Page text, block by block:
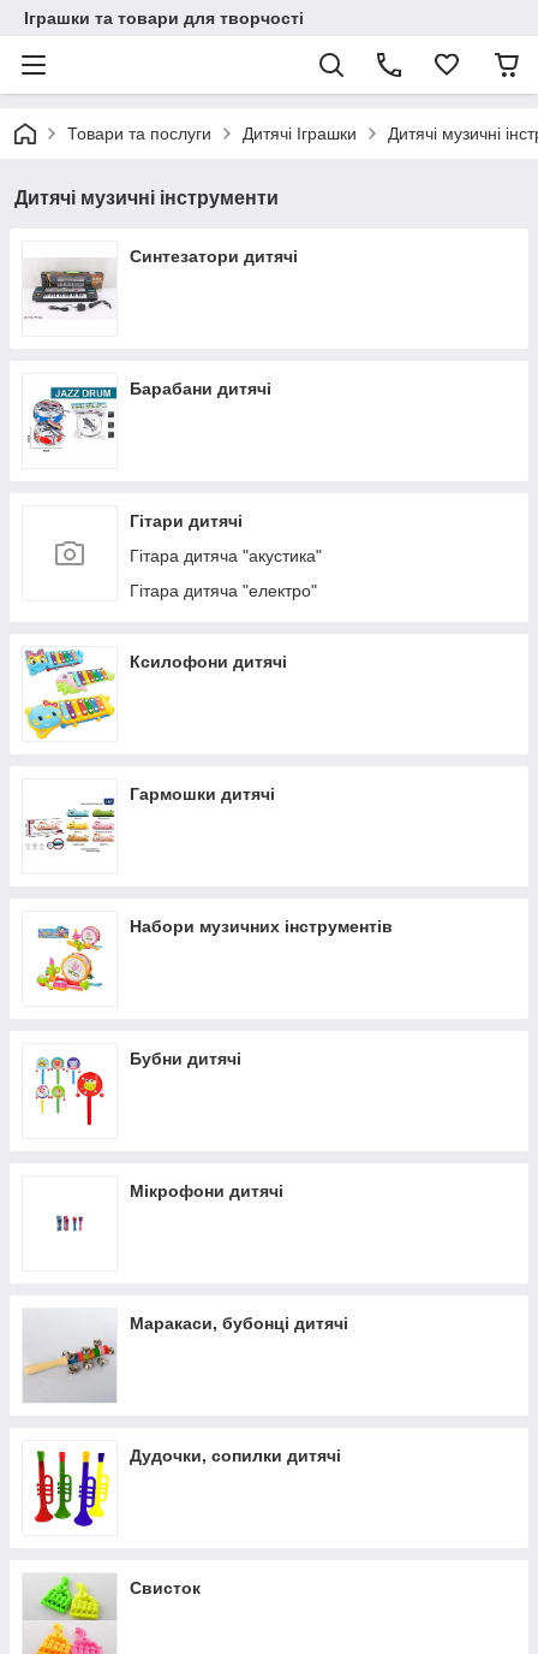
Іграшки та товари для творчості
Товари та послуги Дитячі Іграшки Дитячі музичні
Дитячі музичні інструменти
Синтезатори дитячі
Барабани дитячі
Гітари дитячі
Гітара дитяча "акустика"
Гітара дитяча "електро"
Ксилофони дитячі
Гармошки дитячі
Набори музичних інструментів
Бубни дитячі
Мікрофони дитячі
Маракаси, бубонці дитячі
Дудочки, сопилки дитячі
Свисток